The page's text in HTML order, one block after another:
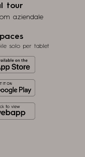
tour
aziendale
solo per tablet
from
store
it
Play
to